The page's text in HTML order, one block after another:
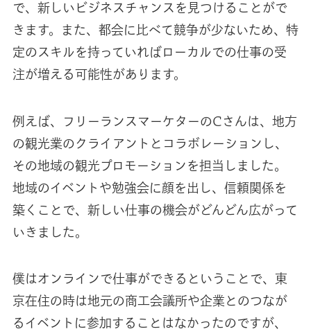
で、新しいビジネスチャンスを見つけることがで
きます。また、都会に比べて競争が少ないため、特
定のスキルを持っていればローカルでの仕事の受
注が増える可能性があります。
例えば、フリーランスマーケターのCさんは、地方
の観光業のクライアントとコラボレーションし、
その地域の観光プロモーションを担当しました。
地域のイベントや勉強会に顔を出し、信頼関係を
築くことで、新しい仕事の機会がどんどん広がって
いきました。
僕はオンラインで仕事ができるということで、東
京在住の時は地元の商工会議所や企業とのつなが
るイベントに参加することはなかったのですが、